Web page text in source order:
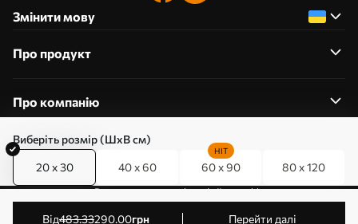
Виберіть розмір (ШхВ см)
20 x 30 40 x 60 60 x 90
HIT
80 x 120
від483.33290.00грн Перейти далі
Змінити мову
Про продукт
Про компанію
0800357223
Редагування дозволів на файли cookie
© 2011-2026 Art-holst. Усі права захищені. Власник: